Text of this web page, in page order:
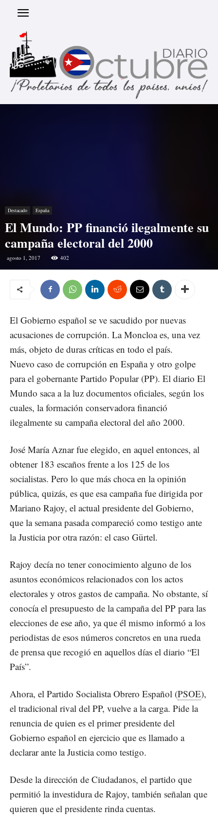
Destacado España
El Mundo: PP financió ilegalmente su
campaña electoral del 2000
agosto 1, 2017 402
El Gobierno español se ve sacudido por nuevas
acusaciones de corrupción. La Moncloa es, una vez
más, objeto de duras críticas en todo el país.
Nuevo caso de corrupción en España y otro golpe
para el gobernante Partido Popular (PP). El diario El
Mundo saca a la luz documentos oficiales, según los
cuales, la formación conservadora financió
ilegalmente su campaña electoral del año 2000.
José María Aznar fue elegido, en aquel entonces, al
obtener 183 escaños frente a los 125 de los
socialistas. Pero lo que más choca en la opinión
pública, quizás, es que esa campaña fue dirigida por
Mariano Rajoy, el actual presidente del Gobierno,
que la semana pasada compareció como testigo ante
la Justicia por otra razón: el caso Gürtel.
Rajoy decía no tener conocimiento alguno de los
asuntos económicos relacionados con los actos
electorales y otros gastos de campaña. No obstante, sí
conocía el presupuesto de la campaña del PP para las
elecciones de ese año, ya que él mismo informó a los
periodistas de esos números concretos en una rueda
de prensa que recogió en aquellos días el diario “El
País”.
Ahora, el Partido Socialista Obrero Español (PSOE),
el tradicional rival del PP, vuelve a la carga. Pide la
renuncia de quien es el primer presidente del
Gobierno español en ejercicio que es llamado a
declarar ante la Justicia como testigo.
Desde la dirección de Ciudadanos, el partido que
permitió la investidura de Rajoy, también señalan que
quieren que el presidente rinda cuentas.